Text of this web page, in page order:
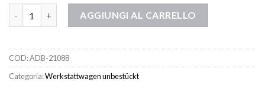
AGGIUNGI AL CARRELLO
COD:ADB-21088
Categoria:Werkstattwagen unbestückt